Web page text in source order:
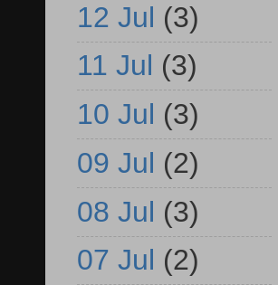
12 Jul (3)
11 Jul (3)
10 Jul (3)
09 Jul (2)
08 Jul (3)
07 Jul (2)